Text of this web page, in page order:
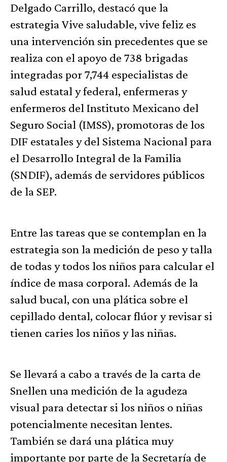
Delgado Carrillo, destacó que la
estrategia Vive saludable, vive feliz es
una intervención sin precedentes que se
realiza con el apoyo de 738 brigadas
integradas por 7,744 especialistas de
salud estatal y federal, enfermeras y
enfermeros del Instituto Mexicano del
Seguro Social (IMSS), promotoras de los
DIF estatales y del Sistema Nacional para
el Desarrollo Integral de la Familia
(SNDIF), además de servidores públicos
de la SEP.
Entre las tareas que se contemplan en la
estrategia son la medición de peso y talla
de todas y todos los niños para calcular el
índice de masa corporal. Además de la
salud bucal, con una plática sobre el
cepillado dental, colocar flúor y revisar si
tienen caries los niños y las niñas.
Se llevará a cabo a través de la carta de
Snellen una medición de la agudeza
visual para detectar si los niños o niñas
potencialmente necesitan lentes.
También se dará una plática muy
importante por parte de la Secretaría de